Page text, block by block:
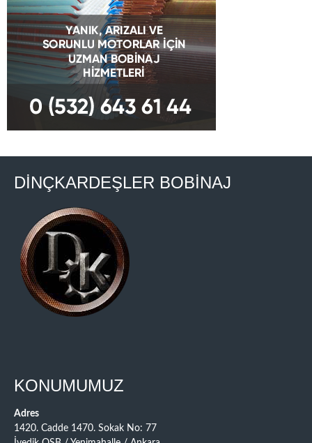
DİNÇKARDEŞLER BOBİNAJ
KONUMUMUZ
Adres
1420. Cadde 1470. Sokak No: 77